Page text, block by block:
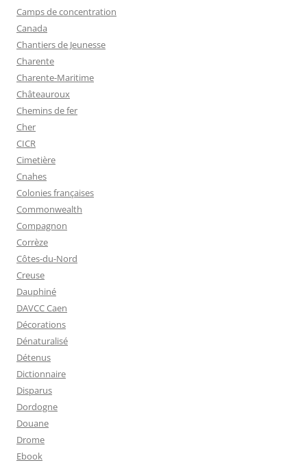
Camps de concentration
Canada
Chantiers de Jeunesse
Charente
Charente-Maritime
Châteauroux
Chemins de fer
Cher
CICR
Cimetière
Cnahes
Colonies françaises
Commonwealth
Compagnon
Corrèze
Côtes-du-Nord
Creuse
Dauphiné
DAVCC Caen
Décorations
Dénaturalisé
Détenus
Dictionnaire
Disparus
Dordogne
Douane
Drome
Ebook